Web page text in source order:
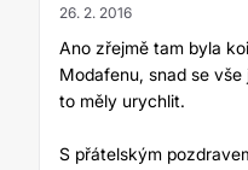
26. 2. 2016
Ano zřejmě tam byla
Modafenu, snad se
to měly urychlit.
S přátelským